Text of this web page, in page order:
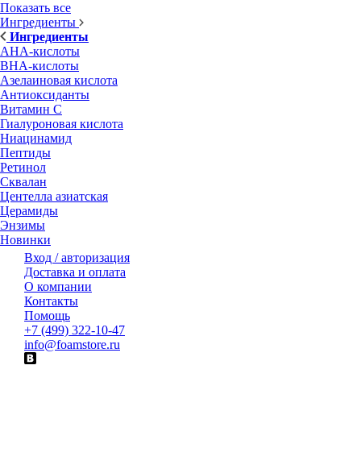
Показать все
Ингредиенты
Ингредиенты
AHA-кислоты
BHA-кислоты
Азелаиновая кислота
Антиоксиданты
Витамин С
Гиалуроновая кислота
Ниацинамид
Пептиды
Ретинол
Сквалан
Центелла азиатская
Церамиды
Энзимы
Новинки
Вход / авторизация
Доставка и оплата
О компании
Контакты
Помощь
+7 (499) 322-10-47
info@foamstore.ru